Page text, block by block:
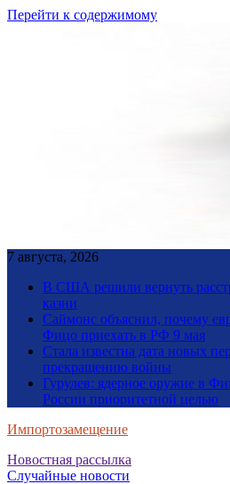
Перейти к содержимому
7 августа, 2026
В США решили вернуть
казни
Саймонс объяснил, почему
Фицо приехать в РФ 9 мая
Стала известна дата новых
прекращению войны
Гурулев: ядерное оружие в
России приоритетной целью
Импортозамещение
Новостная рассылка
Случайные новости